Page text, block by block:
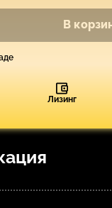
В
Лизинг